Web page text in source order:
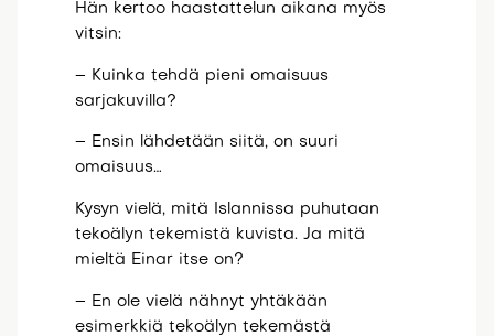
Hän kertoo haastattelun aikana myös
vitsin:
– Kuinka tehdä pieni omaisuus
sarjakuvilla?
– Ensin lähdetään siitä, on suuri
omaisuus…
Kysyn vielä, mitä Islannissa puhutaan
tekoälyn tekemistä kuvista. Ja mitä
mieltä Einar itse on?
– En ole vielä nähnyt yhtäkään
esimerkkiä tekoälyn tekemästä